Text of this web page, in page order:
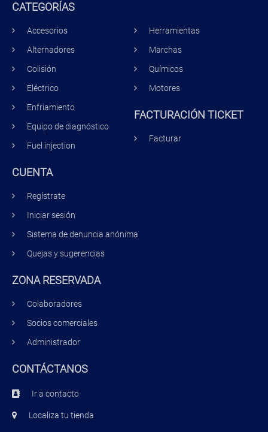
CATEGORÍAS
Accesorios
Alternadores
Colisión
Eléctrico
Enfriamiento
Equipo de diagnóstico
Fuel injection
Herramientas
Marchas
Químicos
Motores
FACTURACIÓN TICKET
Facturar
CUENTA
Regístrate
Iniciar sesión
Sistema de denuncia anónima
Quejas y sugerencias
ZONA RESERVADA
Colaboradores
Socios comerciales
Administrador
CONTÁCTANOS
Ir a contacto
Localiza tu tienda